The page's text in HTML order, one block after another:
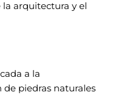
arquitectura y el
a la
piedras naturales